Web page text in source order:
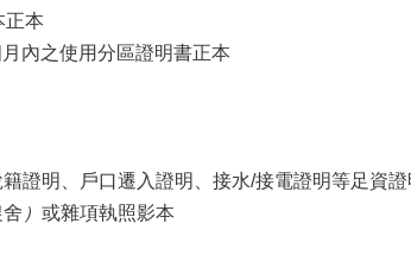
正本
內之使用分區證明書正本
籍證明、戶口遷入證明、接水/接電證明等足資
） 或雜項執照影本